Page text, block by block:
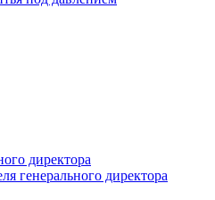
директора
генерального директора